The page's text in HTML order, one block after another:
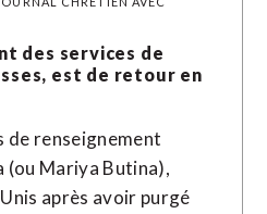
des services de
est de retour en
de renseignement
(ou Mariya Butina),
après avoir purgé